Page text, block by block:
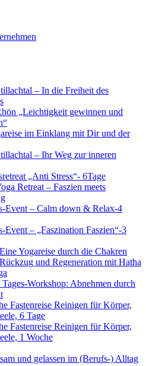
– In die Freiheit des
„Leichtigkeit gewinnen und
im Einklang mit Dir und der
– Ihr Weg zur inneren
„Anti Stress“- 6Tage
Retreat – Faszien meets
Event – Calm down & Relax-4
Event – „Faszination Faszien“-3
Yogareise durch die Chakren
und Regeneration mit Hatha
Workshop: Abnehmen durch
Fastenreise Reinigen für Körper,
6 Tage
Fastenreise Reinigen für Körper,
1 Woche
und gelassen im (Berufs-) Alltag